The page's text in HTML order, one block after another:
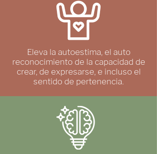
Eleva la autoestima, el auto
reconocimiento de la capacidad de
crear, de expresarse, e incluso el
sentido de pertenencia.